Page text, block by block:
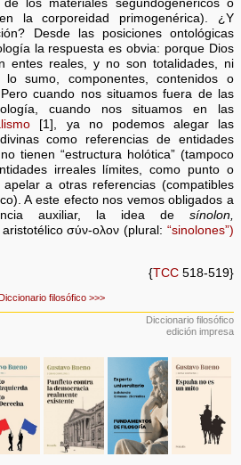
de los materiales segundogenéricos o
la corporeidad primogenérica). ¿Y
Desde las posiciones ontológicas
la respuesta es obvia: porque Dios
entes reales, y no son totalidades, ni
sumo, componentes, contenidos o
cuando nos situamos fuera de las
cuando nos situamos en las
[1], ya no podemos alegar las
como referencias de entidades
tienen “estructura holótica” (tampoco
irreales límites, como punto o
a otras referencias (compatibles
A este efecto nos vemos obligados a
auxiliar, la idea de sínolon,
σύν-ολον (plural: “sinolones”)
{TCC518-519}
Diccionario filosófico >>>
Diccionario filosófico
edición impresa